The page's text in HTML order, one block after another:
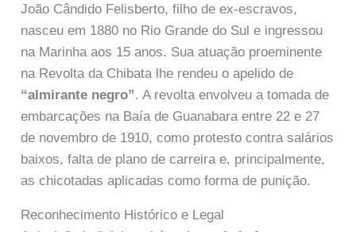
João Cândido Felisberto, filho de ex-escravos,
nasceu em 1880 no Rio Grande do Sul e ingressou
na Marinha aos 15 anos. Sua atuação proeminente
na Revolta da Chibata lhe rendeu o apelido de
“almirante negro”. A revolta envolveu a tomada de
embarcações na Baía de Guanabara entre 22 e 27
de novembro de 1910, como protesto contra salários
baixos, falta de plano de carreira e, principalmente,
as chicotadas aplicadas como forma de punição.
Reconhecimento Histórico e Legal